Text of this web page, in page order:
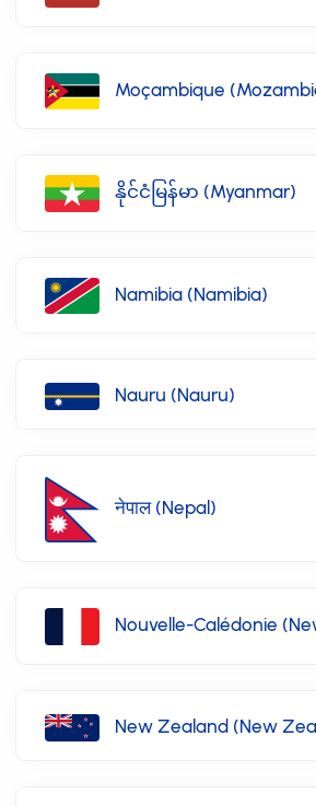
Moçambique
နိုင်ငံမြန်မာ (Myanmar)
Namibia (Namibia)
Nauru (Nauru)
नेपाल (Nepal)
Nouvelle-Calédonie
New Zealand (New